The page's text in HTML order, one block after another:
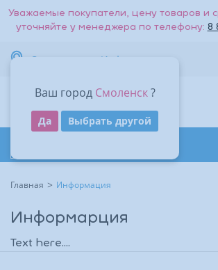
Уважаемые покупатели, цену товаров и
уточняйте у менеджера по телефону: 8
Ваш город Смоленск?
Да Выбрать другой
Смоленск Информация
Главная Информация
Информарция
Text here....
Поиск
Получить код
Другие способы входа:
Войти с паролем
Другие способы
Войти
Восстановить